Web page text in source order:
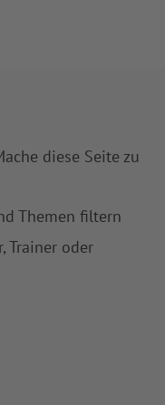
diese Seite zu
Themen filtern
Trainer oder